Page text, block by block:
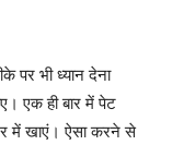
पर भी ध्यान देना
एक ही बार में पेट
में खाएं। ऐसा करने से